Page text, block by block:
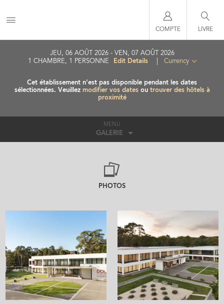
COMPTE LIVRE
JEU, 06 AOÛT 2026
VEN, 07 AOÛT 2026
1 CHAMBRE, 1 PERSONNE Edit Details Currency
Cet établissement n'est pas disponible pendant les dates
sélectionnées. Veuillez modifier vos datesou trouver des hôtels à
proximité
MENU
GALERIE
PHOTOS